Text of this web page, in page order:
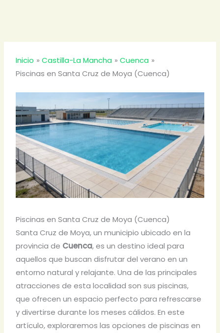
Inicio Castilla-La Mancha
Cuenca
Piscinas en Santa Cruz de Moya (Cuenca)
Piscinas en Santa Cruz de Moya (Cuenca)
Santa Cruz de Moya, un municipio ubicado en la
provincia de Cuenca, es un destino ideal para
aquellos que buscan disfrutar del verano en un
entorno natural y relajante. Una de las principales
atracciones de esta localidad son sus piscinas,
que ofrecen un espacio perfecto para refrescarse
y divertirse durante los meses cálidos. En este
artículo, exploraremos las opciones de piscinas en